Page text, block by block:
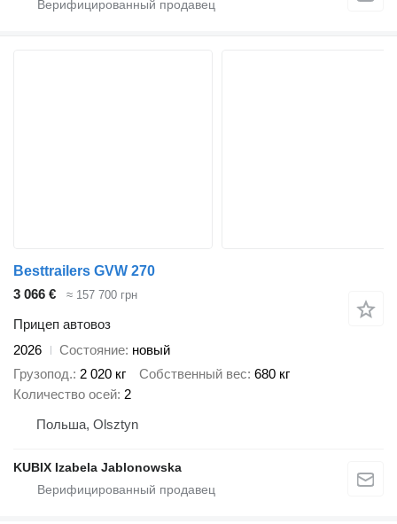
Besttrailers GVW 270
3 066 €
≈ 157 700 грн
Прицеп автовоз
2026
Состояние новый
Грузопод. 2 020 кг Собственный вес 680 кг
Количество осей 2
Польша, Olsztyn
KUBIX Izabela Jablonowska